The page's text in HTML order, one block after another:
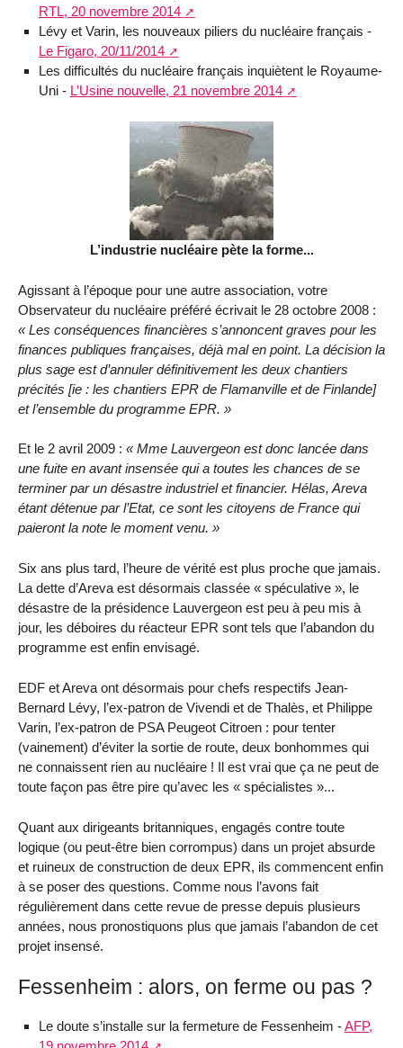
RTL, 20 novembre 2014
Lévy et Varin, les nouveaux piliers du nucléaire français -
Le Figaro, 20/11/2014
Les difficultés du nucléaire français inquiètent le Royaume-
Uni - L’Usine nouvelle, 21 novembre 2014
L’industrie nucléaire pète la forme...
Agissant à l’époque pour une autre association, votre
Observateur du nucléaire préféré écrivait le 28 octobre 2008 :
« Les conséquences financières s’annoncent graves pour les
finances publiques françaises, déjà mal en point. La décision la
plus sage est d’annuler définitivement les deux chantiers
précités [ie : les chantiers EPR de Flamanville et de Finlande]
et l’ensemble du programme EPR. »
Et le 2 avril 2009 : « Mme Lauvergeon est donc lancée dans
une fuite en avant insensée qui a toutes les chances de se
terminer par un désastre industriel et financier. Hélas, Areva
étant détenue par l’Etat, ce sont les citoyens de France qui
paieront la note le moment venu. »
Six ans plus tard, l’heure de vérité est plus proche que jamais.
La dette d’Areva est désormais classée « spéculative », le
désastre de la présidence Lauvergeon est peu à peu mis à
jour, les déboires du réacteur EPR sont tels que l’abandon du
programme est enfin envisagé.
EDF et Areva ont désormais pour chefs respectifs Jean-
Bernard Lévy, l’ex-patron de Vivendi et de Thalès, et Philippe
Varin, l’ex-patron de PSA Peugeot Citroen : pour tenter
(vainement) d’éviter la sortie de route, deux bonhommes qui
ne connaissent rien au nucléaire ! Il est vrai que ça ne peut de
toute façon pas être pire qu’avec les « spécialistes »...
Quant aux dirigeants britanniques, engagés contre toute
logique (ou peut-être bien corrompus) dans un projet absurde
et ruineux de construction de deux EPR, ils commencent enfin
à se poser des questions. Comme nous l’avons fait
régulièrement dans cette revue de presse depuis plusieurs
années, nous pronostiquons plus que jamais l’abandon de cet
projet insensé.
Fessenheim : alors, on ferme ou pas ?
Le doute s’installe sur la fermeture de Fessenheim -AFP,